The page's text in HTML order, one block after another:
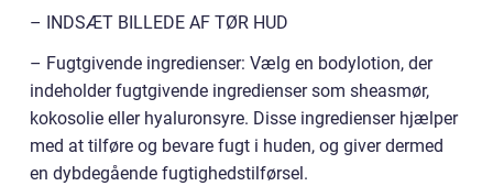
– INDSÆT BILLEDE AF TØR HUD
– Fugtgivende ingredienser: Vælg en bodylotion, der
indeholder fugtgivende ingredienser som sheasmør,
kokosolie eller hyaluronsyre. Disse ingredienser hjælper
med at tilføre og bevare fugt i huden, og giver dermed
en dybdegående fugtighedstilførsel.